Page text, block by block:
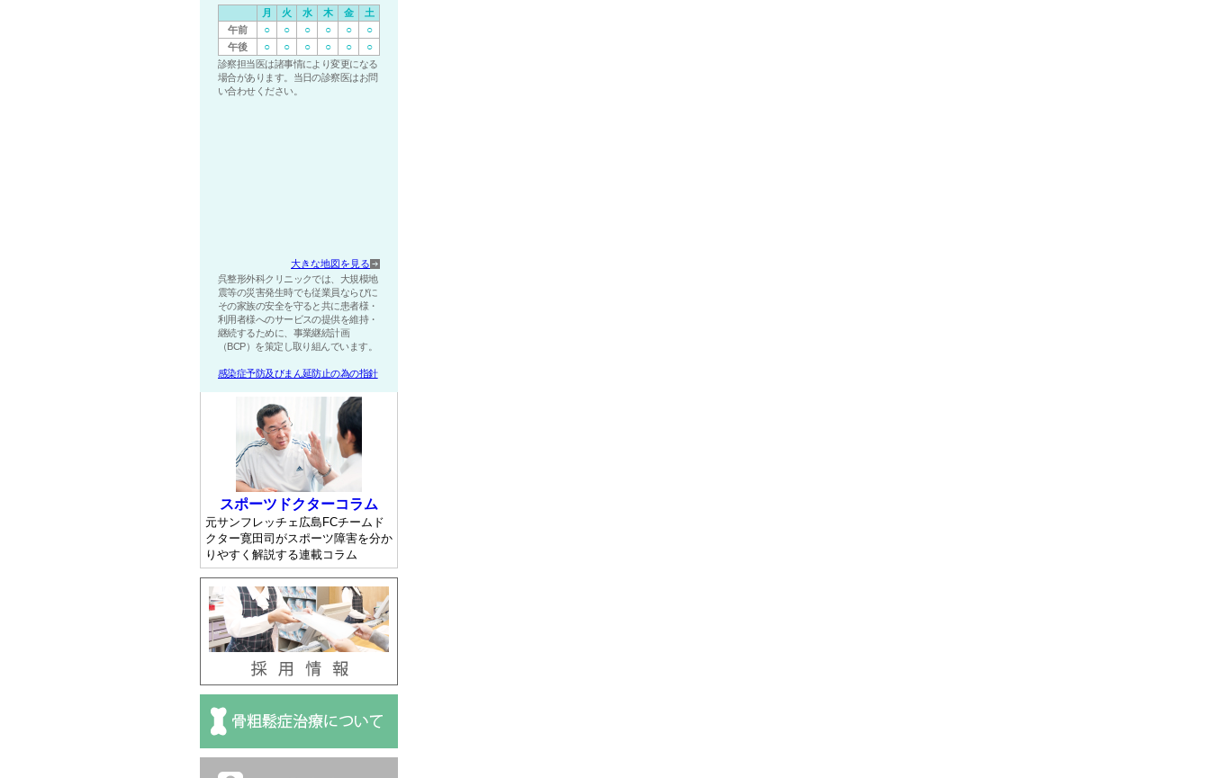
月 火 水 木 金
土
午前
○ ○ ○ ○ ○ ○
午後 ○ ○ ○ ○ ○ ○
診察担当医は諸事情により変更になる
場合があります。当日の診察医はお問
い合わせください。
大きな地図を見る
呉整形外科クリニックでは、大規模地
震等の災害発生時でも従業員ならびに
その家族の安全を守ると共に患者様・
利用者様へのサービスの提供を維持・
継続するために、事業継続計画
（BCP）を策定し取り組んでいます。
感染症予防及びまん延防止の為の指針
スポーツドクターコラム
元サンフレッチェ広島FCチームド
クター寛田司がスポーツ障害を分か
りやすく解説する連載コラム